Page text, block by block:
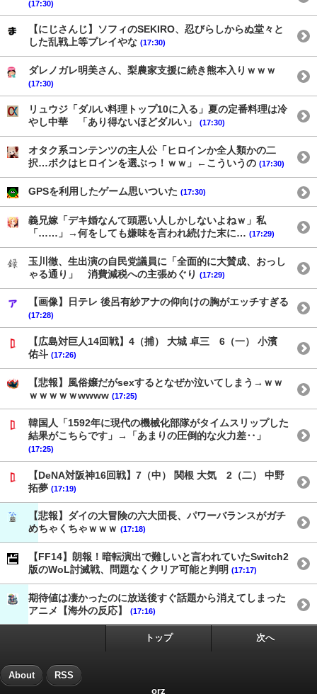
(17:30)
【にじさんじ】ソフィのSEKIRO、忍びらしからぬ堂々と
した乱戦上等プレイやな (17:30)
ダレノガレ明美さん、梨農家支援に続き熊本入りｗｗｗ
(17:30)
リュウジ「ダルい料理トップ10に入る」夏の定番料理は冷
やし中華 「あり得ないほどダルい」
(17:30)
オタク系コンテンツの主人公「ヒロインか全人類かの二
択…ボクはヒロインを選ぶっ！ｗｗ」←こういうの (17:30)
GPSを利用したゲーム思いついた (17:30)
義兄嫁「デキ婚なんて頭悪い人しかしないよねｗ」私
「……」→何をしても嫌味を言われ続けた末に… (17:29)
玉川徹、生出演の自民党議員に「全面的に大賛成、おっし
ゃる通り」 消費減税への主張めぐり (17:29)
【画像】日テレ 後呂有紗アナの仰向けの胸がエッチすぎる
(17:28)
【広島対巨人14回戦】4（捕） 大城 卓三 6（一） 小濱
佑斗 (17:26)
【悲報】風俗嬢だがsexするとなぜか泣いてしまう→ｗｗ
ｗｗｗｗｗwwww (17:25)
韓国人「1592年に現代の機械化部隊がタイムスリップした
結果がこちらです」→「あまりの圧倒的な火力差‥」
(17:25)
【DeNA対阪神16回戦】7（中） 関根 大気 2（二） 中野
拓夢 (17:19)
【悲報】ダイの大冒険の六大団長、パワーバランスがガチ
めちゃくちゃｗｗｗ (17:18)
【FF14】朗報！暗転演出で難しいと言われていたSwitch2
版のWoL討滅戦、問題なくクリア可能と判明 (17:17)
期待値は凄かったのに放送後すぐ話題から消えてしまった
アニメ【海外の反応】
(17:16)
トップ 次へ
About RSS
orz